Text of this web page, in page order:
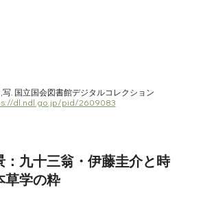
,写. 国立国会図書館デジタルコレクション
dl.ndl.go.jp/pid/2609083
：九十三翁・伊藤圭介と時
草学の粋